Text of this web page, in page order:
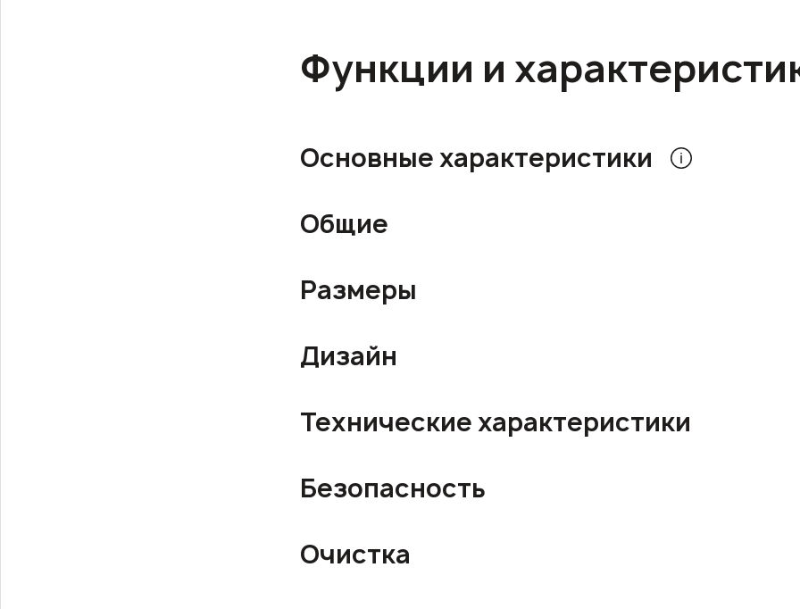
Функции и
Основные характеристики
Общие
Размеры
Дизайн
Технические характеристики
Безопасность
Очистка